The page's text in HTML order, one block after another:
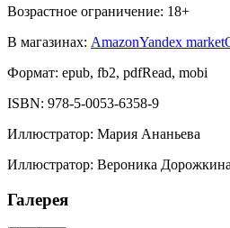
Возрастное ограничение: 18+
В магазинах: AmazonYandex market
Формат: epub, fb2, pdfRead, mobi
ISBN: 978-5-0053-6358-9
Иллюстратор: Мария Ананьева
Иллюстратор: Вероника
Галерея